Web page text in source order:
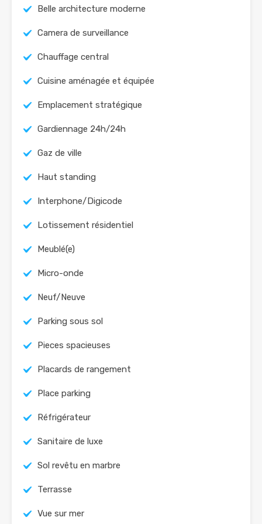
Belle architecture moderne
Camera de surveillance
Chauffage central
Cuisine aménagée et équipée
Emplacement stratégique
Gardiennage 24h/24h
Gaz de ville
Haut standing
Interphone/Digicode
Lotissement résidentiel
Meublé(e)
Micro-onde
Neuf/Neuve
Parking sous sol
Pieces spacieuses
Placards de rangement
Place parking
Réfrigérateur
Sanitaire de luxe
Sol revêtu en marbre
Terrasse
Vue sur mer